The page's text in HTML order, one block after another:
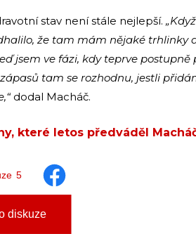
stav není stále nejlepší.
že tam mám nějaké trhlinky
jsem ve fázi, kdy teprve
tam se rozhodnu, jestli
dodal Macháč.
které letos předváděl
5
diskuze